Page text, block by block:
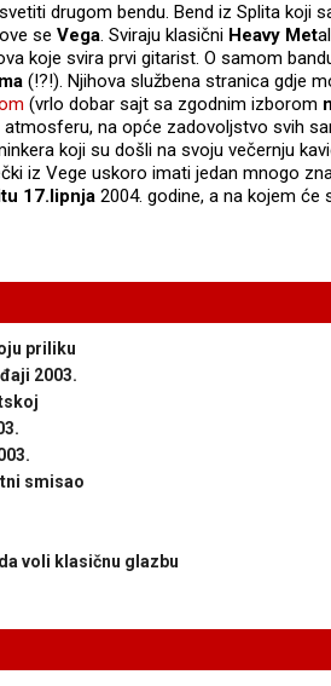
drugom bendu. Bend iz Splita koji
se Vega. Sviraju klasični Heavy Met
koje svira prvi gitarist. O samom
(!?!). Njihova službena stranica gdje
(vrlo dobar sajt sa zgodnim izborom
atmosferu, na opće zadovoljstvo svih
koji su došli na svoju večernju
iz Vege uskoro imati jedan mnogo
17.lipnja 2004. godine, a na kojem će
priliku
2003.
smisao
voli klasičnu glazbu